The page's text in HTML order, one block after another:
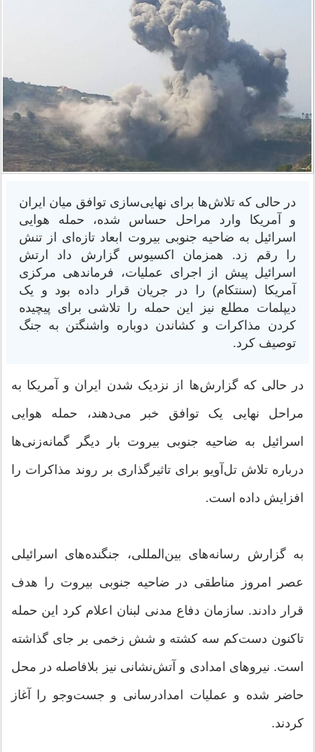
در حالی که تلاش‌ها برای نهایی‌سازی توافق میان ایران
و آمریکا وارد مراحل حساس شده، حمله هوایی
اسرائیل به ضاحیه جنوبی بیروت ابعاد تازه‌ای از تنش
را رقم زد. همزمان اکسیوس گزارش داد ارتش
اسرائیل پیش از اجرای عملیات، فرماندهی مرکزی
آمریکا (سنتکام) را در جریان قرار داده بود و یک
دیپلمات مطلع نیز این حمله را تلاشی برای پیچیده
کردن مذاکرات و کشاندن دوباره واشنگتن به جنگ
توصیف کرد.
در حالی که گزارش‌ها از نزدیک شدن ایران و آمریکا به
مراحل نهایی یک توافق خبر می‌دهند، حمله هوایی
اسرائیل به ضاحیه جنوبی بیروت بار دیگر گمانه‌زنی‌ها
درباره تلاش تل‌آویو برای تاثیرگذاری بر روند مذاکرات را
افزایش داده است.
به گزارش رسانه‌های بین‌المللی، جنگنده‌های اسرائیلی
عصر امروز مناطقی در ضاحیه جنوبی بیروت را هدف
قرار دادند. سازمان دفاع مدنی لبنان اعلام کرد این حمله
تاکنون دست‌کم سه کشته و شش زخمی بر جای گذاشته
است. نیروهای امدادی و آتش‌نشانی نیز بلافاصله در محل
حاضر شده و عملیات امدادرسانی و جست‌وجو را آغاز
کردند.